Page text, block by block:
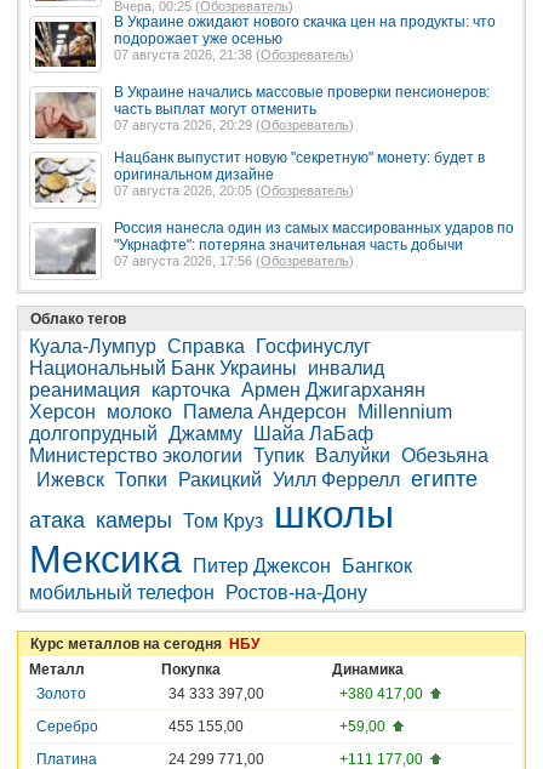
Вчера, 00:25 (Обозреватель)
В Украине ожидают нового скачка цен на продукты: что
подорожает уже осенью
07 августа 2026, 21:38 (Обозреватель)
В Украине начались массовые проверки пенсионеров:
часть выплат могут отменить
07 августа 2026, 20:29 (Обозреватель)
Нацбанк выпустит новую "секретную" монету: будет в
оригинальном дизайне
07 августа 2026, 20:05 (Обозреватель)
Россия нанесла один из самых массированных ударов по
"Укрнафте": потеряна значительная часть добычи
07 августа 2026, 17:56 (Обозреватель)
Облако тегов
Куала-Лумпур Справка
Госфинуслуг
Национальный Банк Украины
инвалид
реанимация
карточка Армен Джигарханян
Херсон
молоко Памела Андерсон
Millennium
долгопрудный Джамму
Шайа ЛаБаф
Министерство экологии Тупик Валуйки Обезьяна
Ижевск Топки Ракицкий Уилл Феррелл египте
атака камеры Том Круз
школы
Мексика
Питер Джексон
Бангкок
мобильный телефон
Ростов-на-Дону
Курс металлов на сегодня НБУ
Металл
Покупка
Динамика
Золото
34 333 397,00
+380 417,00
Серебро
455 155,00
+59,00
Платина
24 299 771,00
+111 177,00